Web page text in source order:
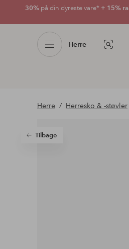
30% på din dyreste vare* + 15%
Herre
Herre Herresko & -støvler
Tilbage